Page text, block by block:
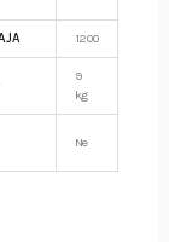
1200
9
kg
Ne